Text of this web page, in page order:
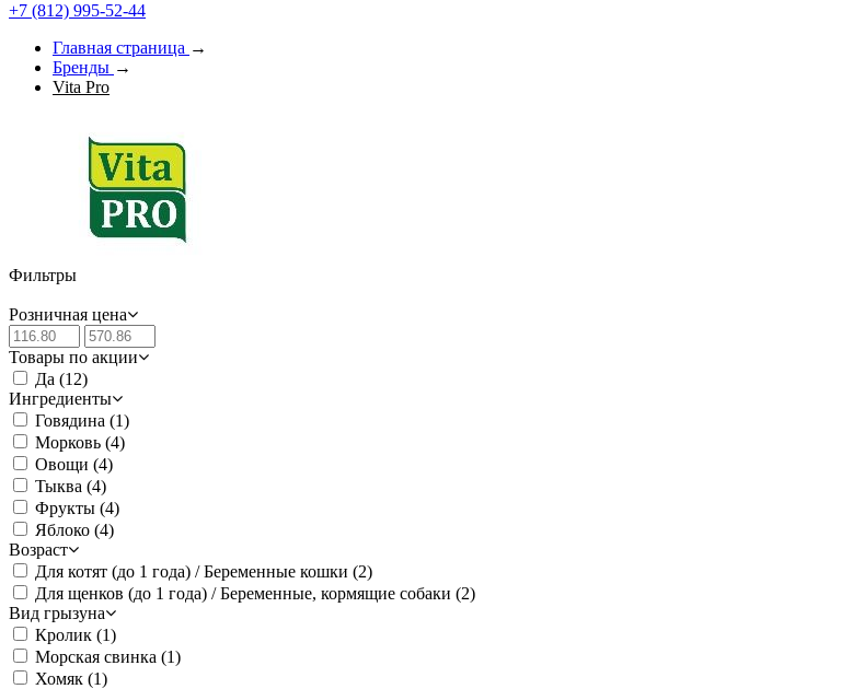
+7 (812) 995-52-44
Главная страница →
Бренды →
Vita Pro
Фильтры
Розничная цена
Товары по акции
Да (12)
Ингредиенты
Говядина (1)
Морковь (4)
Овощи (4)
Тыква (4)
Фрукты (4)
Яблоко (4)
Возраст
Для котят (до 1 года) / Беременные кошки (2)
Для щенков (до 1 года) / Беременные, кормящие собаки (2)
Вид грызуна
Кролик (1)
Морская свинка (1)
Хомяк (1)